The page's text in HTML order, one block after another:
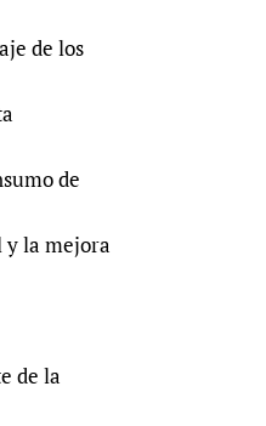
de los
de
y la mejora
de la